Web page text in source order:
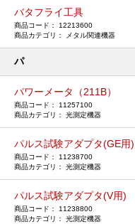
バタフライ工具
12213600
メタル関連機器
パ
パワーメータ（211B）
11257100
光測定機器
パルス試験アダプタ(GE用)
11238700
光測定機器
パルス試験アダプタ(V用)
11238800
光測定機器